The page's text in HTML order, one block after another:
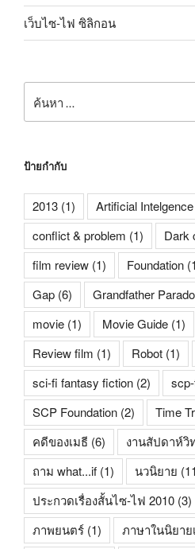
เว็บไซ-ไฟ ซิลิกอน
ป้ายกำกับ
2013 (1) Artificial Intelgence
conflict & problem (1) Dark
film review (1) Foundation
Gap (6) Grandfather
movie (1) Movie Guide (1)
Review film (1) Robot (1)
sci-fi fantasy fiction (2)
SCP Foundation (2) Time
คดีของเมธี (6) งานสัปดาห์วิ
ถาม what...if (1) นวนิยาย
ประกวดเรื่องสั้นไซ-ไฟ 2010 (3)
ภาพยนตร์ (1) ภาษาในนิยาย